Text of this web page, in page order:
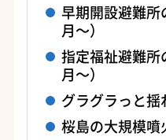
早期開設避難所
月～）
指定福祉避難所
月～）
グラグラっと揺
桜島の大規模噴